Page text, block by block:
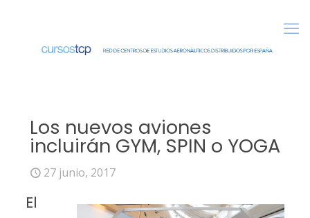
Los nuevos aviones
incluirán GYM, SPIN o YOGA
27 junio, 2017
El